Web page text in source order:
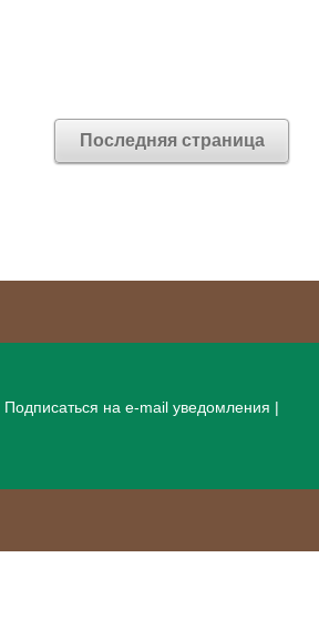
Последняя страница
Подписаться на e-mail уведомления |